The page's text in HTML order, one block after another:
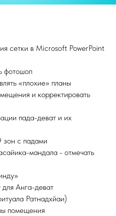
сетки в Microsoft PowerPoint
фотошоп
«плохие» планы
и корректировать
пада-деват и их
зон с падами
мандала - отмечать
для Анга-деват
Ратнадхйаи)
помещения